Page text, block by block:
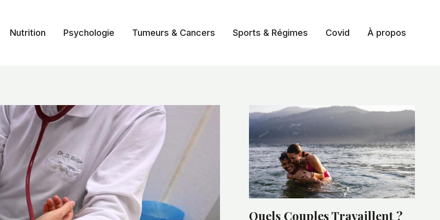
Nutrition Psychologie Tumeurs & Cancers Sports & Régimes Covid À propos
Quels Couples Travaillent ?